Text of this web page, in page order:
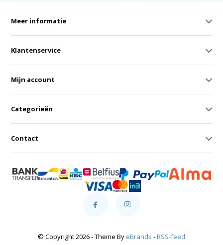
Meer informatie
Klantenservice
Mijn account
Categorieën
Contact
© Copyright 2026 - Theme By eBrands -RSS-feed